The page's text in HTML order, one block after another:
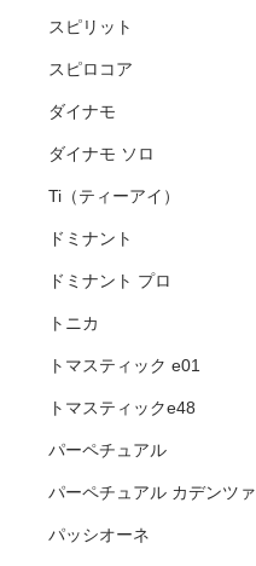
スピリット
スピロコア
ダイナモ
ダイナモ ソロ
Ti（ティーアイ）
ドミナント
ドミナント プロ
トニカ
トマスティック e01
トマスティックe48
パーペチュアル
パーペチュアル カデンツァ
パッシオーネ